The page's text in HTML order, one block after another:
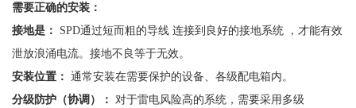
需要正确的安装：
接地是：
SPD通过短而粗的导线 连接到良好的接地系统 ，才能有效
泄放浪涌电流。接地不良等于无效。
安装位置： 通常安装在需要保护的设备、各级配电箱内。
分级防护（协调）：
对于雷电风险高的系统，需要采用多级